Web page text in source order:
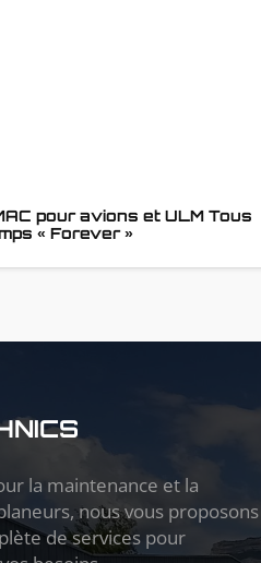
pour avions et ULM Tous
« Forever »
la maintenance et la
nous vous proposons
de services pour